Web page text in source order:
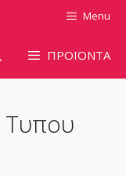
Menu
ΠΡΟΪΟΝΤΑ